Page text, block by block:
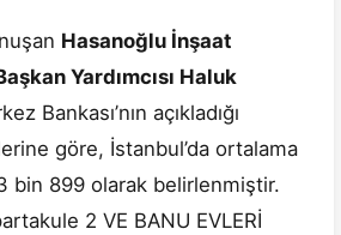
Hasanoğlu İnşaat
Yardımcısı Haluk
Bankası’nın açıkladığı
göre, İstanbul’da ortalama
bin 899 olarak belirlenmiştir.
2 VE BANU EVLERİ